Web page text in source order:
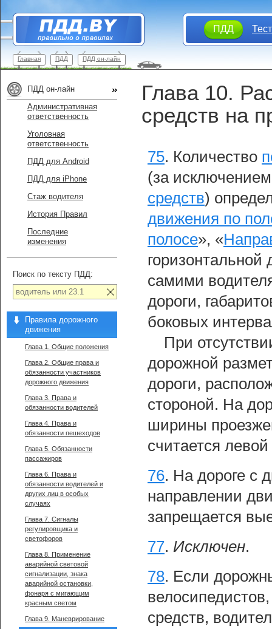
ПДД
Главная ПДД ПДД он-лайн
Глава 10.
средств на
75. Количество
(за
средств)
движения по
полосе», «
горизонтальной
самими
дороги,
боковых
При
дорожной
дороги,
стороной. На
ширины
считается
76. На дороге с
направлении
запрещается
77. Исключен.
78. Если
средств,
ПДД он-лайн
Административная
ответственность
Уголовная
ответственность
ПДД для Android
ПДД для iPhone
Стаж водителя
История Правил
Последние
изменения
Поиск по тексту ПДД:
Правила дорожного
движения
Глава 1. Общие положения
Глава 2. Общие права и
обязанности участников
дорожного движения
Глава 3. Права и
обязанности водителей
Глава 4. Права и
обязанности пешеходов
Глава 5. Обязанности
пассажиров
Глава 6. Права и
обязанности водителей и
других лиц в особых
случаях
Глава 7. Сигналы
регулировщика и
светофоров
Глава 8. Применение
аварийной световой
сигнализации, знака
аварийной остановки,
фонаря с мигающим
красным светом
Глава 9. Маневрирование